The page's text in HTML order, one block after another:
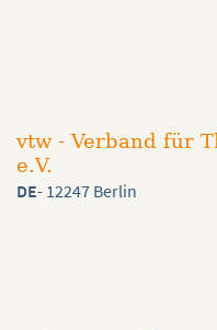
vtw - Verband für
e.V.
DE- 12247 Berlin